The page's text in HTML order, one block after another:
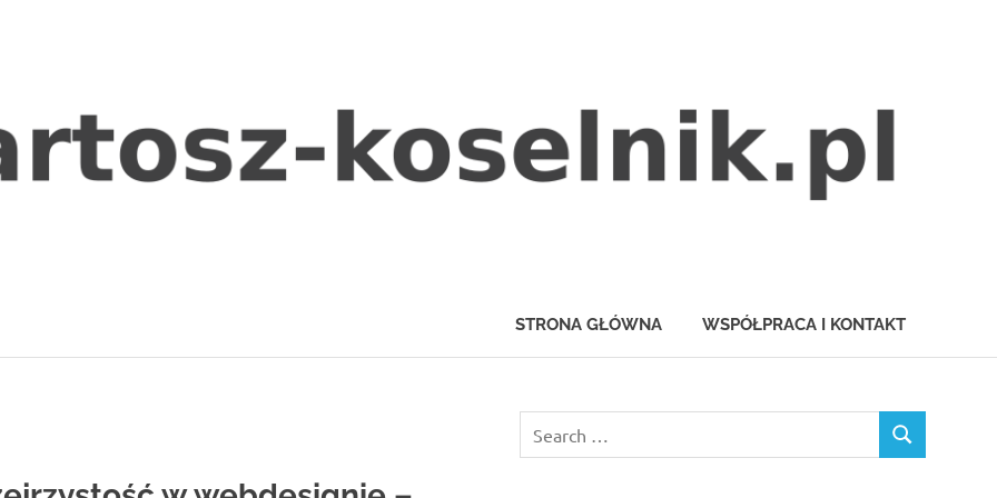
STRONA GŁÓWNA WSPÓŁPRACA I KONTAKT
for:
SEARCH